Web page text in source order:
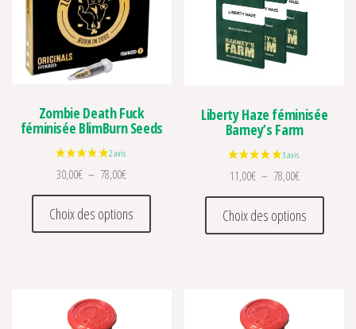
Zombie Death Fuck
féminisée BlimBurn Seeds
30,00€ – 78,00€Plage de prix : 30,00€ à 78,00€
Choix des options
Ce produit a plusieurs variations. Les
Liberty Haze féminisée
Barney’s Farm
11,00€ – 78,00€Plage de prix
Choix des options
Ce